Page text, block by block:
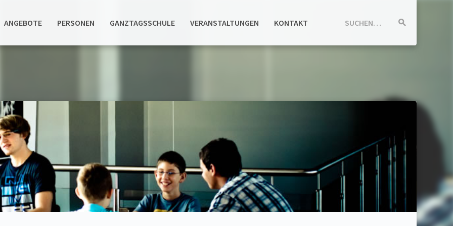
SUCHEN…
Suche
ANGEBOTE PERSONEN GANZTAGSSCHULE VERANSTALTUNGEN KONTAKT